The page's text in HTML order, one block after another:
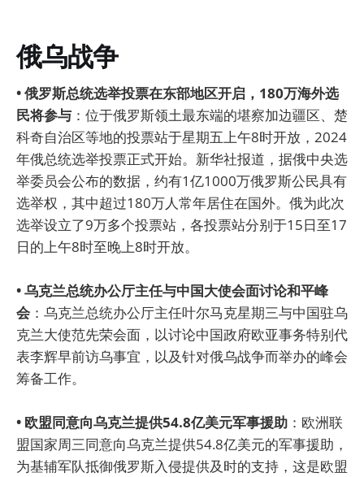
俄乌战争
• 俄罗斯总统选举投票在东部地区开启，180万海外选
民将参与 ：位于俄罗斯领土最东端的堪察加边疆区、楚
科奇自治区等地的投票站于星期五上午8时开放，2024
年俄总统选举投票正式开始。新华社报道，据俄中央选
举委员会公布的数据，约有1亿1000万俄罗斯公民具有
选举权，其中超过180万人常年居住在国外。俄为此次
选举设立了9万多个投票站，各投票站分别于15日至17
日的上午8时至晚上8时开放。
• 乌克兰总统办公厅主任与中国大使会面讨论和平峰
会 ：乌克兰总统办公厅主任叶尔马克星期三与中国驻乌
克兰大使范先荣会面，以讨论中国政府欧亚事务特别代
表李辉早前访乌事宜，以及针对俄乌战争而举办的峰会
筹备工作。
• 欧盟同意向乌克兰提供54.8亿美元军事援助 ：欧洲联
盟国家周三同意向乌克兰提供54.8亿美元的军事援助，
为基辅军队抵御俄罗斯入侵提供及时的支持，这是欧盟